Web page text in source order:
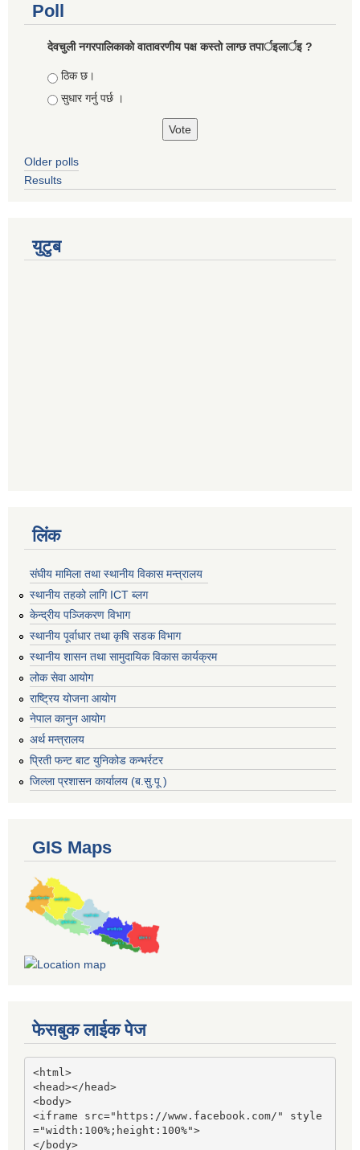
Poll
देवचुली नगरपालिकाकाे वातावरणीय पक्ष कस्ताे लाग्छ तपार्इलार्इ ?
Choices
ठिक छ।
सुधार गर्नु पर्छ ।
Older polls
Results
युटुब
लिंक
संघीय मामिला तथा स्थानीय विकास मन्त्रालय
स्थानीय तहको लागि ICT ब्लग
केन्द्रीय पञ्जिकरण विभाग
स्थानीय पूर्वाधार तथा कृषि सडक विभाग
स्थानीय शासन तथा सामुदायिक विकास कार्यक्रम
लोक सेवा आयोग
राष्ट्रिय योजना आयोग
नेपाल कानुन आयोग
अर्थ मन्त्रालय
प्रिती फन्ट बाट युनिकोड कन्भर्रटर
जिल्ला प्रशासन कार्यालय (ब.सु.पू )
GIS Maps
फेसबुक लाईक पेज
<html>
<head></head>
<body>
<iframe src="https://www.facebook.com/" style
="width:100%;height:100%">
</body>